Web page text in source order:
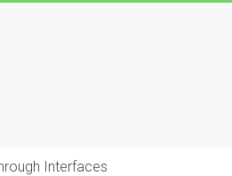
Interfaces